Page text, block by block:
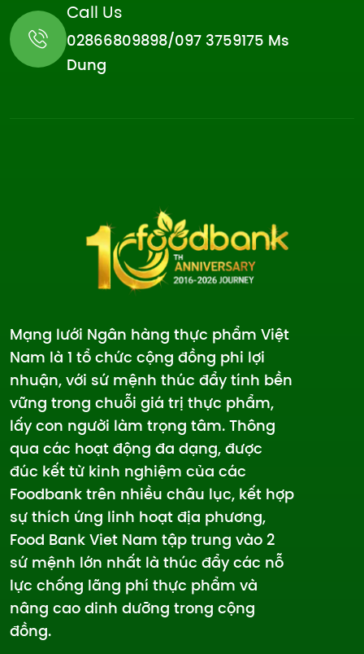
Call Us
02866809898/097 3759175 Ms
Dung
Mạng lưới Ngân hàng thực phẩm Việt
Nam là 1 tổ chức cộng đồng phi lợi
nhuận, với sứ mệnh thúc đẩy tính bền
vững trong chuỗi giá trị thực phẩm,
lấy con người làm trọng tâm. Thông
qua các hoạt động đa dạng, được
đúc kết từ kinh nghiệm của các
Foodbank trên nhiều châu lục, kết hợp
sự thích ứng linh hoạt địa phương,
Food Bank Viet Nam tập trung vào 2
sứ mệnh lớn nhất là thúc đẩy các nỗ
lực chống lãng phí thực phẩm và
nâng cao dinh dưỡng trong cộng
đồng.